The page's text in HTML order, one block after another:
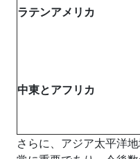
ラテンアメリカ
中東とアフリカ
さらに、アジア太平洋